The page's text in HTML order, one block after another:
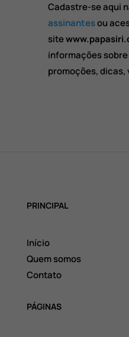
Cadastre-se aqui
assinantesou
site
informações
promoções, dicas,
PRINCIPAL
Início
Quem somos
Contato
PÁGINAS